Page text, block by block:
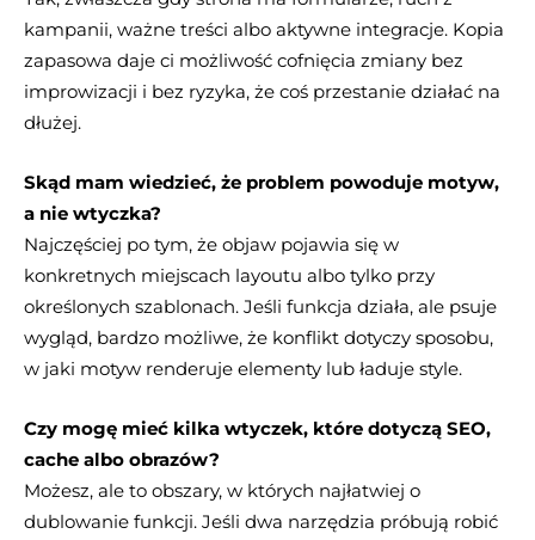
kampanii, ważne treści albo aktywne integracje. Kopia
zapasowa daje ci możliwość cofnięcia zmiany bez
improwizacji i bez ryzyka, że coś przestanie działać na
dłużej.
Skąd mam wiedzieć, że problem powoduje motyw,
a nie wtyczka?
Najczęściej po tym, że objaw pojawia się w
konkretnych miejscach layoutu albo tylko przy
określonych szablonach. Jeśli funkcja działa, ale psuje
wygląd, bardzo możliwe, że konflikt dotyczy sposobu,
w jaki motyw renderuje elementy lub ładuje style.
Czy mogę mieć kilka wtyczek, które dotyczą SEO,
cache albo obrazów?
Możesz, ale to obszary, w których najłatwiej o
dublowanie funkcji. Jeśli dwa narzędzia próbują robić